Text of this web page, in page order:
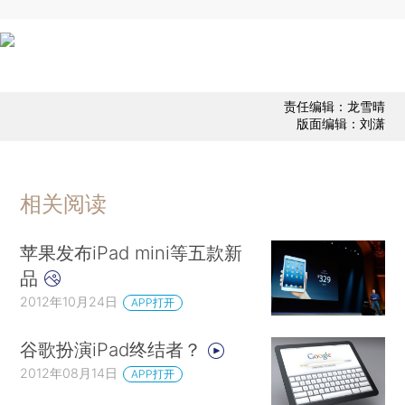
责任编辑：龙雪晴
版面编辑：刘潇
相关阅读
苹果发布iPad mini等五款新
品
2012年10月24日 APP打开
谷歌扮演iPad终结者？
2012年08月14日 APP打开